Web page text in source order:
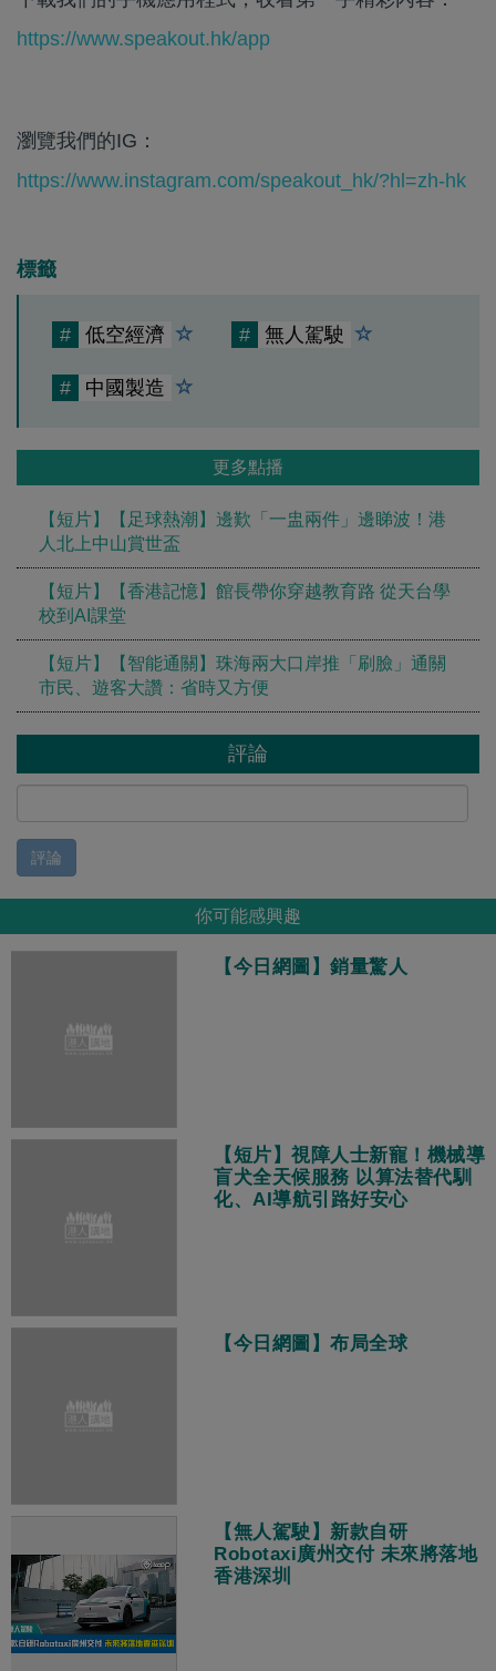
https://www.speakout.hk/app
瀏覽我們的IG：
https://www.instagram.com/speakout_hk/?hl=zh-hk
標籤
# 低空經濟 # 無人駕駛
# 中國製造
更多點播
【短片】【足球熱潮】邊歎「一盅兩件」邊睇波！港
人北上中山賞世盃
【短片】【香港記憶】館長帶你穿越教育路 從天台學
校到AI課堂
【短片】【智能通關】珠海兩大口岸推「刷臉」通關
市民、遊客大讚：省時又方便
評論
評論
你可能感興趣
【今日網圖】銷量驚人
【短片】視障人士新寵！機械導
盲犬全天候服務 以算法替代馴
化、AI導航引路好安心
【今日網圖】布局全球
【無人駕駛】新款自研
Robotaxi廣州交付 未來將落地
香港深圳